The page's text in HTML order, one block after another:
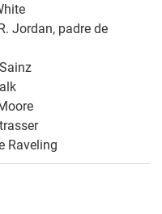
Jordan, padre de
Raveling